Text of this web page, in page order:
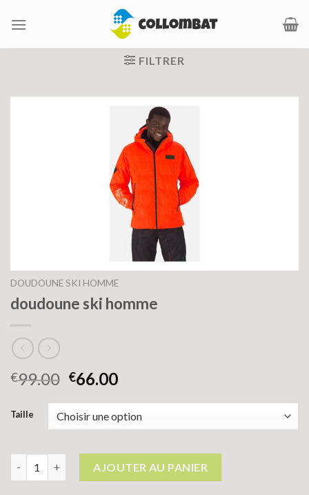
FILTRER
DOUDOUNE SKI HOMME
doudoune ski homme
€99.00 €66.00
Taille
AJOUTER AU PANIER